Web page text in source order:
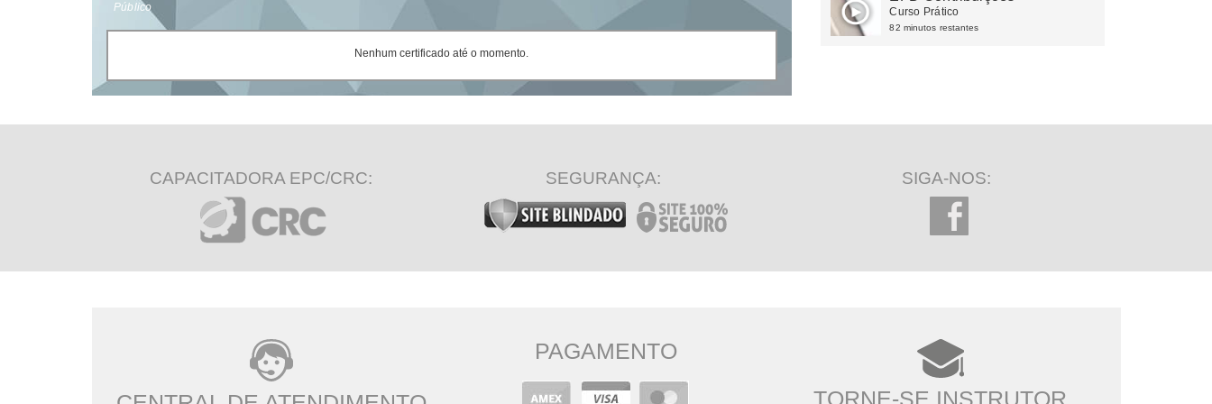
Público
Nenhum certificado até o momento.
Curso Prático
82 minutos restantes
CAPACITADORA EPC/CRC: SEGURANÇA: SIGA-NOS:
PAGAMENTO
TORNE-SE INSTRUTOR